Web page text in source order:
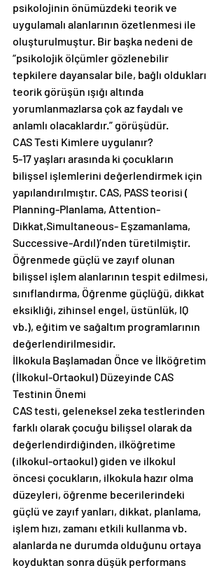
psikolojinin önümüzdeki teorik ve
uygulamalı alanlarının özetlenmesi ile
oluşturulmuştur. Bir başka nedeni de
“psikolojik ölçümler gözlenebilir
tepkilere dayansalar bile, bağlı oldukları
teorik görüşün ışığı altında
yorumlanmazlarsa çok az faydalı ve
anlamlı olacaklardır.” görüşüdür.
CAS Testi Kimlere uygulanır?
5-17 yaşları arasında ki çocukların
bilişsel işlemlerini değerlendirmek için
yapılandırılmıştır. CAS, PASS teorisi (
Planning-Planlama, Attention-
Dikkat,Simultaneous- Eşzamanlama,
Successive-Ardıl)’nden türetilmiştir.
Öğrenmede güçlü ve zayıf olunan
bilişsel işlem alanlarının tespit edilmesi,
sınıflandırma, Öğrenme güçlüğü, dikkat
eksikliği, zihinsel engel, üstünlük, IQ
vb.), eğitim ve sağaltım programlarının
değerlendirilmesidir.
İlkokula Başlamadan Önce ve İlköğretim
(İlkokul-Ortaokul) Düzeyinde CAS
Testinin Önemi
CAS testi, geleneksel zeka testlerinden
farklı olarak çocuğu bilişsel olarak da
değerlendirdiğinden, ilköğretime
(ilkokul-ortaokul) giden ve ilkokul
öncesi çocukların, ilkokula hazır olma
düzeyleri, öğrenme becerilerindeki
güçlü ve zayıf yanları, dikkat, planlama,
işlem hızı, zamanı etkili kullanma vb.
alanlarda ne durumda olduğunu ortaya
koyduktan sonra düşük performans